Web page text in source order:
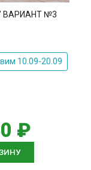
ВАРИАНТ №3
10.09-20.09
₽